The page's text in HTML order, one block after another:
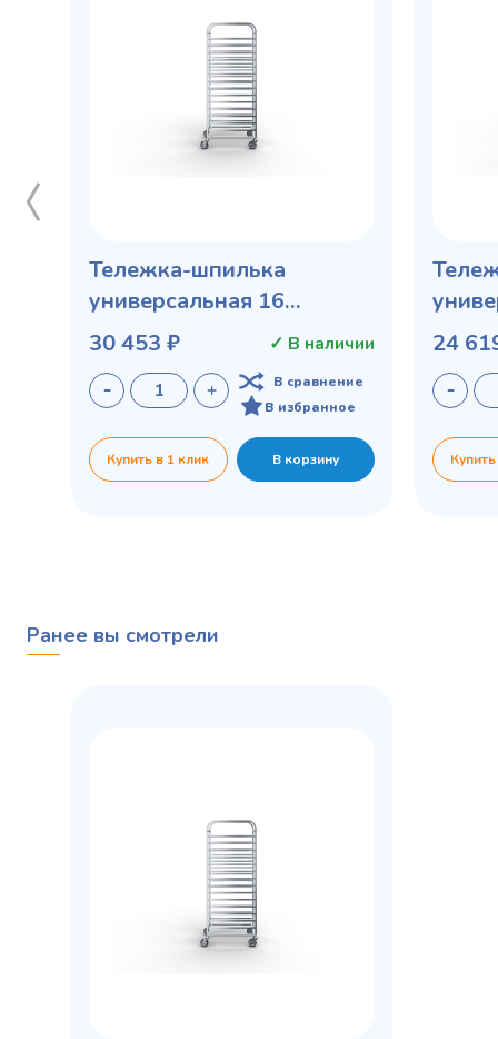
Тележка-шпилька
универсальная 16
уровней морозостойкие
30 453 ₽ ✓ В наличии
В сравнение
В избранное
Купить в 1 клик В корзину
24
Ранее вы смотрели